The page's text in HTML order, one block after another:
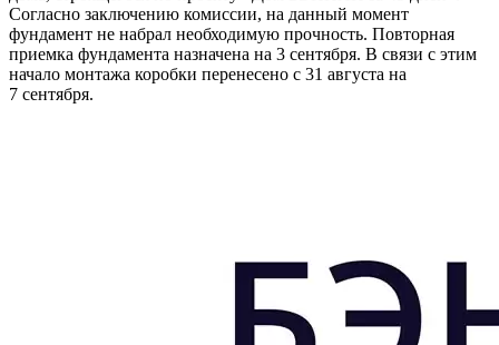
Согласно заключению комиссии, на данный момент
фундамент не набрал необходимую прочность. Повторная
приемка фундамента назначена на 3 сентября. В связи с этим
начало монтажа коробки перенесено с 31 августа на
7 сентября.